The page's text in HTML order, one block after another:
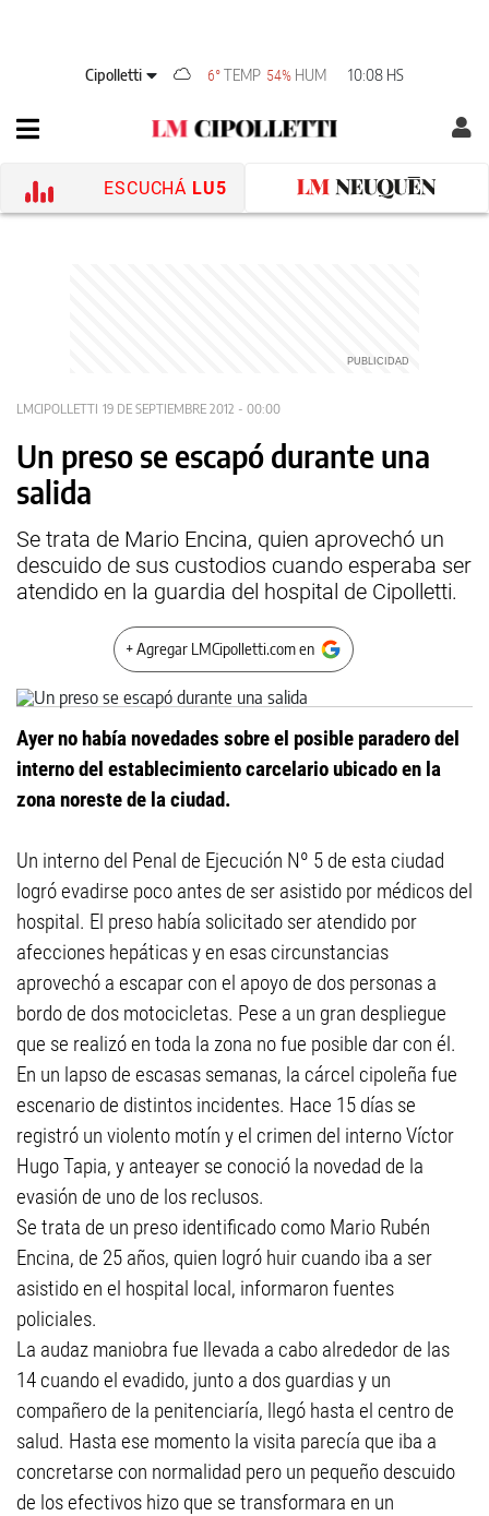
Cipolletti 6°TEMP 54% HUM 10:08 HS
ESCUCHÁ LU5
LMCIPOLLETTI 19 DE SEPTIEMBRE 2012 - 00:00
Un preso se escapó durante una
salida
Se trata de Mario Encina, quien aprovechó un
descuido de sus custodios cuando esperaba ser
atendido en la guardia del hospital de Cipolletti.
+ Agregar LMCipolletti.com en
Ayer no había novedades sobre el posible paradero del
interno del establecimiento carcelario ubicado en la
zona noreste de la ciudad.
Un interno del Penal de Ejecución Nº 5 de esta ciudad
logró evadirse poco antes de ser asistido por médicos del
hospital. El preso había solicitado ser atendido por
afecciones hepáticas y en esas circunstancias
aprovechó a escapar con el apoyo de dos personas a
bordo de dos motocicletas. Pese a un gran despliegue
que se realizó en toda la zona no fue posible dar con él.
En un lapso de escasas semanas, la cárcel cipoleña fue
escenario de distintos incidentes. Hace 15 días se
registró un violento motín y el crimen del interno Víctor
Hugo Tapia, y anteayer se conoció la novedad de la
evasión de uno de los reclusos.
Se trata de un preso identificado como Mario Rubén
Encina, de 25 años, quien logró huir cuando iba a ser
asistido en el hospital local, informaron fuentes
policiales.
La audaz maniobra fue llevada a cabo alrededor de las
14 cuando el evadido, junto a dos guardias y un
compañero de la penitenciaría, llegó hasta el centro de
salud. Hasta ese momento la visita parecía que iba a
concretarse con normalidad pero un pequeño descuido
de los efectivos hizo que se transformara en un